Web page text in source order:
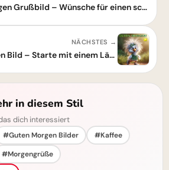
Guten Morgen Grußbild – Wünsche für einen schönen Start in den Tag
NÄCHSTES →
Süßes Guten Morgen Bild – Starte mit einem Lächeln in den Tag
in diesem Stil
dich interessiert
#Guten Morgen Bilder
#Kaffee
#Morgengrüße